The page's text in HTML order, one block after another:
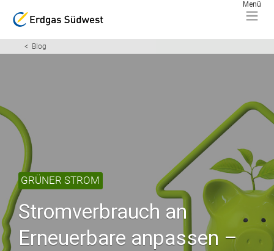
Blog
GRÜNER STROM
Stromverbrauch an
Erneuerbare anpassen –